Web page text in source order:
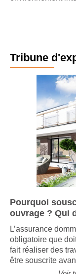
Tribune
Pourquoi
ouvrage ? Qui
L’assurance
obligatoire que
fait réaliser des